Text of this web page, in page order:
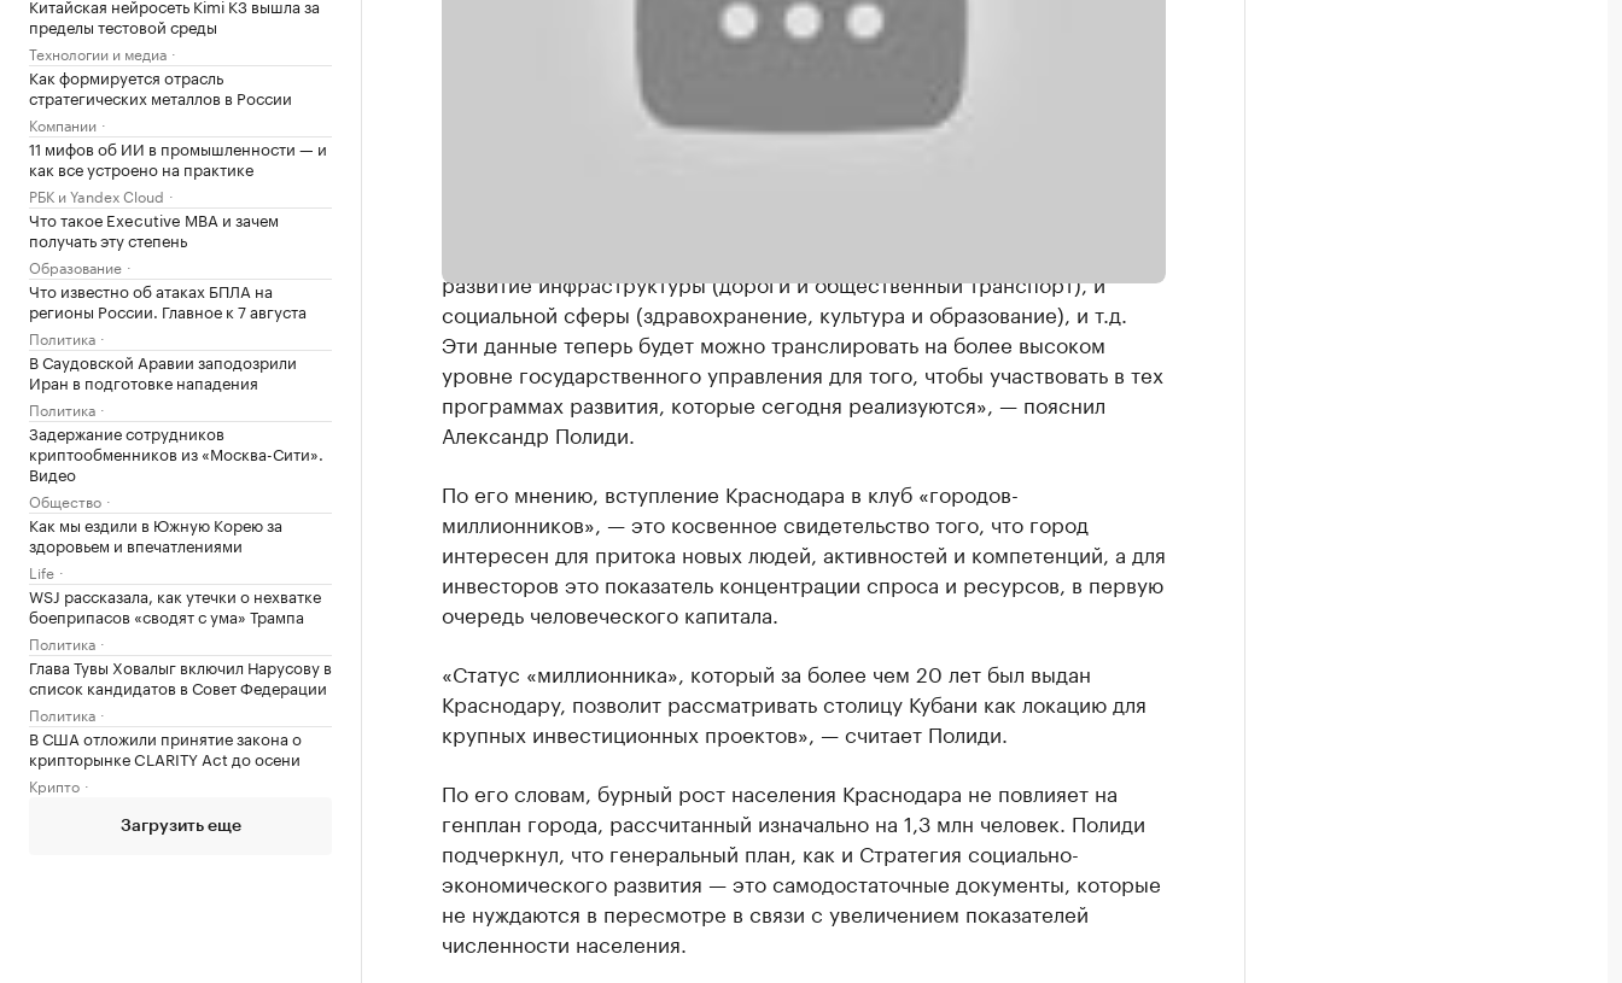
Китайская нейросеть Kimi K3 вышла за
пределы тестовой среды
Технологии и медиа
Как формируется отрасль
стратегических металлов в России
Компании
11 мифов об ИИ в промышленности — и
как все устроено на практике
РБК и Yandex Cloud
Что такое Executive MBA и зачем
получать эту степень
Образование
Что известно об атаках БПЛА на
регионы России. Главное к 7 августа
Политика
В Саудовской Аравии заподозрили
Иран в подготовке нападения
Политика
Задержание сотрудников
криптообменников из «Москва-Сити».
Видео
Общество
Как мы ездили в Южную Корею за
здоровьем и впечатлениями
Life
WSJ рассказала, как утечки о нехватке
боеприпасов «сводят с ума» Трампа
Политика
Глава Тувы Ховалыг включил Нарусову в
список кандидатов в Совет Федерации
Политика
В США отложили принятие закона о
крипторынке CLARITY Act до осени
Крипто
Загрузить еще
развитие инфраструктуры (дороги и общественный транспорт), и
социальной сферы (здравохранение, культура и образование), и т.д.
Эти данные теперь будет можно транслировать на более высоком
уровне государственного управления для того, чтобы участвовать в тех
программах развития, которые сегодня реализуются», — пояснил
Александр Полиди.
По его мнению, вступление Краснодара в клуб «городов-
миллионников», — это косвенное свидетельство того, что город
интересен для притока новых людей, активностей и компетенций, а для
инвесторов это показатель концентрации спроса и ресурсов, в первую
очередь человеческого капитала.
«Статус «миллионника», который за более чем 20 лет был выдан
Краснодару, позволит рассматривать столицу Кубани как локацию для
крупных инвестиционных проектов», — считает Полиди.
По его словам, бурный рост населения Краснодара не повлияет на
генплан города, рассчитанный изначально на 1,3 млн человек. Полиди
подчеркнул, что генеральный план, как и Стратегия социально-
экономического развития — это самодостаточные документы, которые
не нуждаются в пересмотре в связи с увеличением показателей
численности населения.